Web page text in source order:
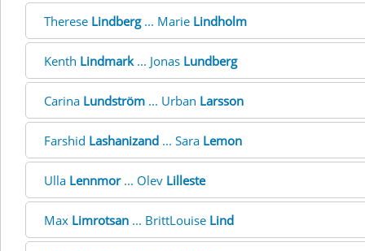
Therese Lindberg... Marie Lindholm
Kenth Lindmark... Jonas Lundberg
Carina Lundström ... Urban Larsson
Farshid Lashanizand ... Sara Lemon
Ulla Lennmor... Olev Lilleste
Max Limrotsan ... BrittLouise Lind